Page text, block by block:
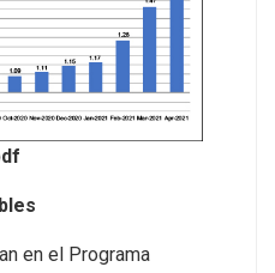
en el Programa